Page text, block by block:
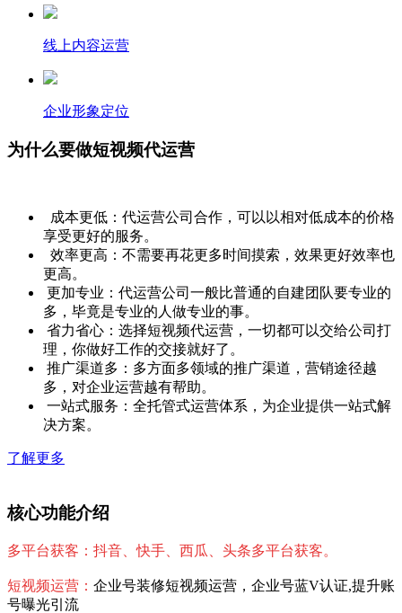
线上内容运营
企业形象定位
为什么要做短视频代运营
成本更低：代运营公司合作，可以以相对低成本的价格
享受更好的服务。
效率更高：不需要再花更多时间摸索，效果更好效率也
更高。
更加专业：代运营公司一般比普通的自建团队要专业的
多，毕竟是专业的人做专业的事。
省力省心：选择短视频代运营，一切都可以交给公司打
理，你做好工作的交接就好了。
推广渠道多：多方面多领域的推广渠道，营销途径越
多，对企业运营越有帮助。
一站式服务：全托管式运营体系，为企业提供一站式解
决方案。
了解更多
核心功能介绍
多平台获客：抖音、快手、西瓜、头条多平台获客。
短视频运营： 企业号装修短视频运营，企业号蓝V认证,提升账
号曝光引流